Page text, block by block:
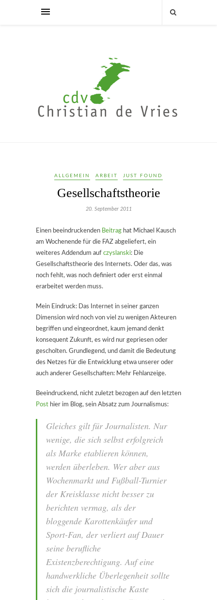
ALLGEMEIN ARBEIT JUST FOUND
Gesellschaftstheorie
20. September 2011
Einen beeindruckenden Beitrag hat Michael Kausch
am Wochenende für die FAZ abgeliefert, ein
weiteres Addendum auf czyslanski: Die
Gesellschaftstheorie des Internets. Oder das, was
noch fehlt, was noch definiert oder erst einmal
erarbeitet werden muss.
Mein Eindruck: Das Internet in seiner ganzen
Dimension wird noch von viel zu wenigen Akteuren
begriffen und eingeordnet, kaum jemand denkt
konsequent Zukunft, es wird nur gepriesen oder
gescholten. Grundlegend, und damit die Bedeutung
des Netzes für die Entwicklung etwa unserer oder
auch anderer Gesellschaften: Mehr Fehlanzeige.
Beeindruckend, nicht zuletzt bezogen auf den letzten
Post hier im Blog, sein Absatz zum Journalismus:
Gleiches gilt für Journalisten. Nur
wenige, die sich selbst erfolgreich
als Marke etablieren können,
werden überleben. Wer aber aus
Wochenmarkt und Fußball-Turnier
der Kreisklasse nicht besser zu
berichten vermag, als der
bloggende Karottenkäufer und
Sport-Fan, der verliert auf Dauer
seine berufliche
Existenzberechtigung. Auf eine
handwerkliche Überlegenheit sollte
sich die journalistische Kaste